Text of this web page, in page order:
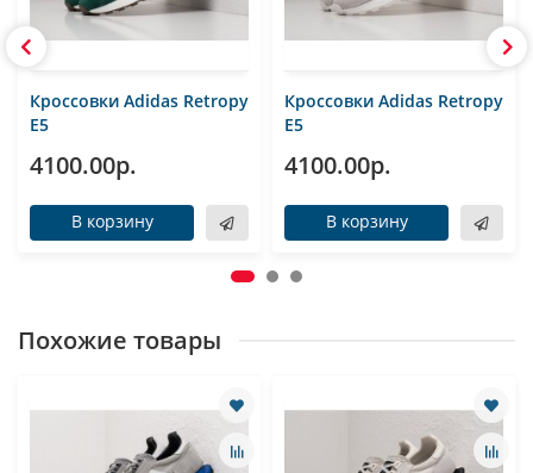
Кроссовки Adidas Retropy
E5
4100.00р.
В корзину
Кроссовки Adidas Retropy
E5
4100.00р.
В корзину
Похожие товары